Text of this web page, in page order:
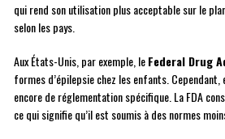
qui rend son utilisation plus acceptable sur le
selon les pays.
Aux États-Unis, par exemple, leFederal Drug
formes d’épilepsie chez les enfants.
encore de réglementation spécifique. La FDA
ce qui signifie qu’il est soumis à des normes